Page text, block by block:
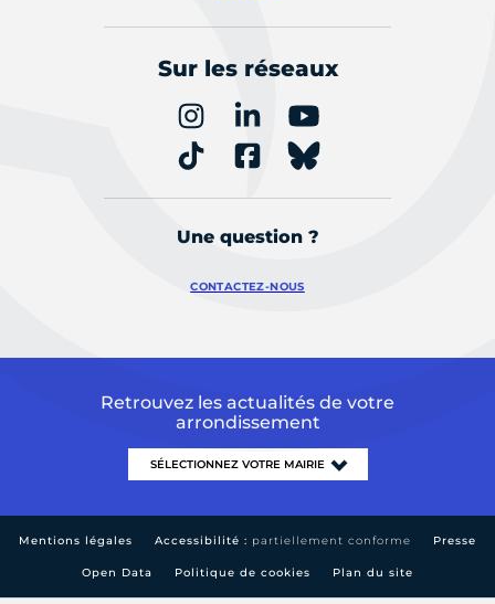
Sur les réseaux
Une question ?
CONTACTEZ-NOUS
Retrouvez les actualités de votre
arrondissement
Mentions légales Accessibilité : partiellement conforme Presse
Open Data Politique de cookies Plan du site